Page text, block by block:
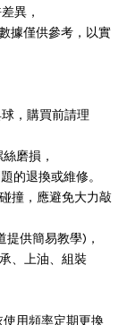
異，
據僅供參考，以實
，購買前請理
磨損，
的退換或維修。
撞，應避免大力敲
提供簡易教學)，
、上油、組裝
使用頻率定期更換